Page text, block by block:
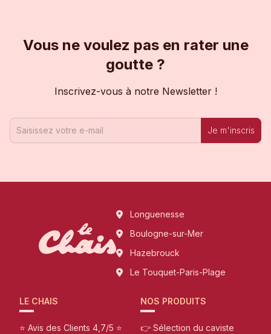
Vous ne voulez pas en rater une
goutte ?
Inscrivez-vous à notre Newsletter !
Je m'inscris
Longuenesse
Boulogne-sur-Mer
Hazebrouck
Le Touquet-Paris-Plage
LE CHAIS
⭐ Avis des Clients 4,7/5 ⭐
NOS PRODUITS
👉 Sélection du caviste